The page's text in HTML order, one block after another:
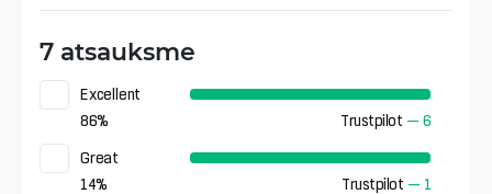
7 atsauksme
Excellent
86% Trustpilot — 6
Great
14% Trustpilot — 1